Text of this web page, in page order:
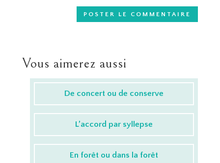
Vous aimerez aussi
De concert ou de conserve
L’accord par syllepse
En forêt ou dans la forêt